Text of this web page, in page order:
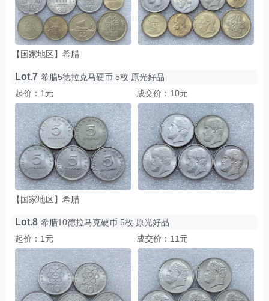
【国家地区】希腊
Lot.7 希腊5德拉克马硬币 5枚 原光好品
起价：1元
成交价：10元
【国家地区】希腊
Lot.8 希腊10德拉马克硬币 5枚 原光好品
起价：1元
成交价：11元